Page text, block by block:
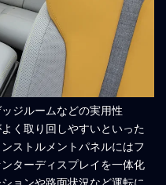
ジルームなどの実用性
く取り回しやすいといった
ストルメントパネルにはフ
ターディスプレイを一体化
ョンや路面状況など運転に